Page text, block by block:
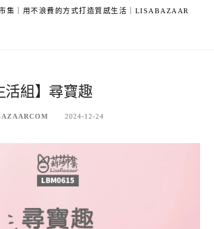
集｜用不浪費的方式打造質感生活｜LISABAZAAR
活組】尋寶趣
2024-12-24